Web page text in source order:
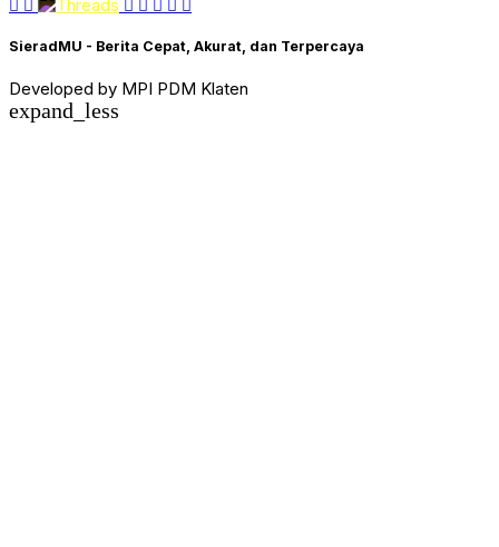
SieradMU - Berita Cepat, Akurat, dan Terpercaya
Developed by MPI PDM Klaten
expand_less